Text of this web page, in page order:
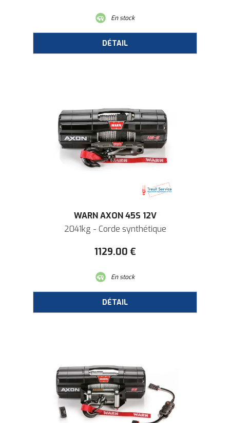
En stock
WARN AXON 45S 12V
2041kg - Corde synthétique
1129.00 €
En stock